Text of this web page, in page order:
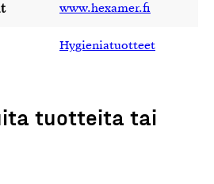
www.hexamer.fi
Hygieniatuotteet
tuotteita tai